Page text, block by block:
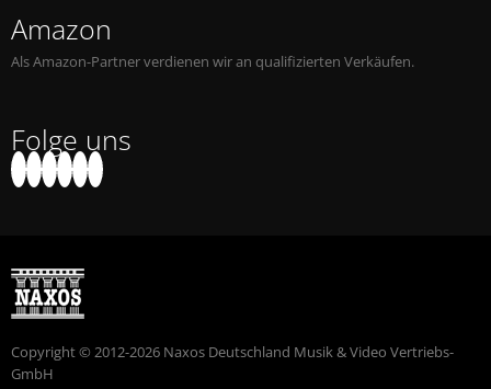
Amazon
Als Amazon-Partner verdienen wir an qualifizierten Verkäufen.
Folge uns
Copyright © 2012-2026 Naxos Deutschland Musik & Video Vertriebs-
GmbH